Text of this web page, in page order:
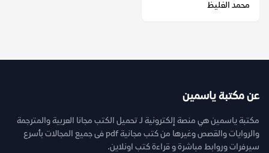
محمد الغليظ
عن مكتبة ياسمين
مكتبة ياسمين هي منصة إلكترونية لـ تحميل الكتب مجانا العربية والمترجمة
والروايات والقصص وغيرها من كتب مجانية pdf فى جميع المجالات بأسرع
سيرفرات وروابط مباشرة و قراءة كتب اونلاين.